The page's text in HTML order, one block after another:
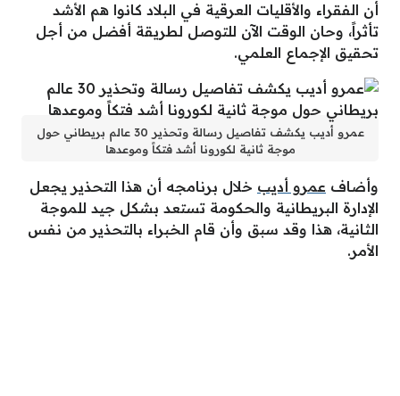
أن الفقراء والأقليات العرقية في البلاد كانوا هم الأشد
تأثراً، وحان الوقت الآن للتوصل لطريقة أفضل من أجل
تحقيق الإجماع العلمي.
عمرو أديب يكشف تفاصيل رسالة وتحذير 30 عالم بريطاني حول
موجة ثانية لكورونا أشد فتكاً وموعدها
وأضاف عمرو أديب خلال برنامجه أن هذا التحذير يجعل
الإدارة البريطانية والحكومة تستعد بشكل جيد للموجة
الثانية، هذا وقد سبق وأن قام الخبراء بالتحذير من نفس
الأمر.